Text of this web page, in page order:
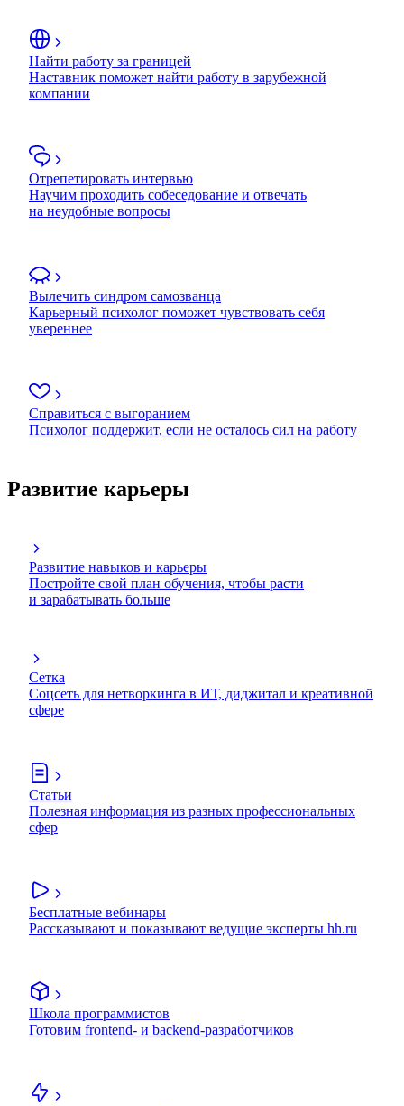
Найти работу за границей
Наставник поможет найти работу в зарубежной
компании
Отрепетировать интервью
Научим проходить собеседование и отвечать
на неудобные вопросы
Вылечить синдром самозванца
Карьерный психолог поможет чувствовать себя
увереннее
Справиться с выгоранием
Психолог поддержит, если не осталось сил на работу
Развитие карьеры
Развитие навыков и карьеры
Постройте свой план обучения, чтобы расти
и зарабатывать больше
Сетка
Соцсеть для нетворкинга в ИТ, диджитал и креативной
сфере
Статьи
Полезная информация из разных профессиональных
сфер
Бесплатные вебинары
Рассказывают и показывают ведущие эксперты hh.ru
Школа программистов
Готовим frontend- и backend-разработчиков